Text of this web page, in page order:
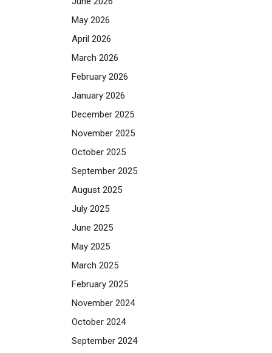
May 2026
April 2026
March 2026
February 2026
January 2026
December 2025
November 2025
October 2025
September 2025
August 2025
July 2025
June 2025
May 2025
March 2025
February 2025
November 2024
October 2024
September 2024